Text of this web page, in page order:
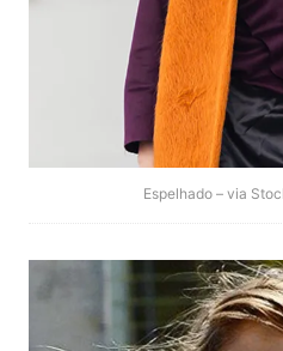
Espelhado – via